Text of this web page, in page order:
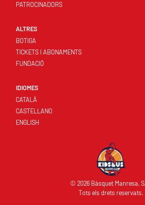
PATROCINADORS
ALTRES
BOTIGA
TICKETS I ABONAMENTS
FUNDACIÓ
IDIOMES
CATALÀ
CASTELLANO
ENGLISH
© 2026 Bàsquet Manresa,
Tots els drets reservats.